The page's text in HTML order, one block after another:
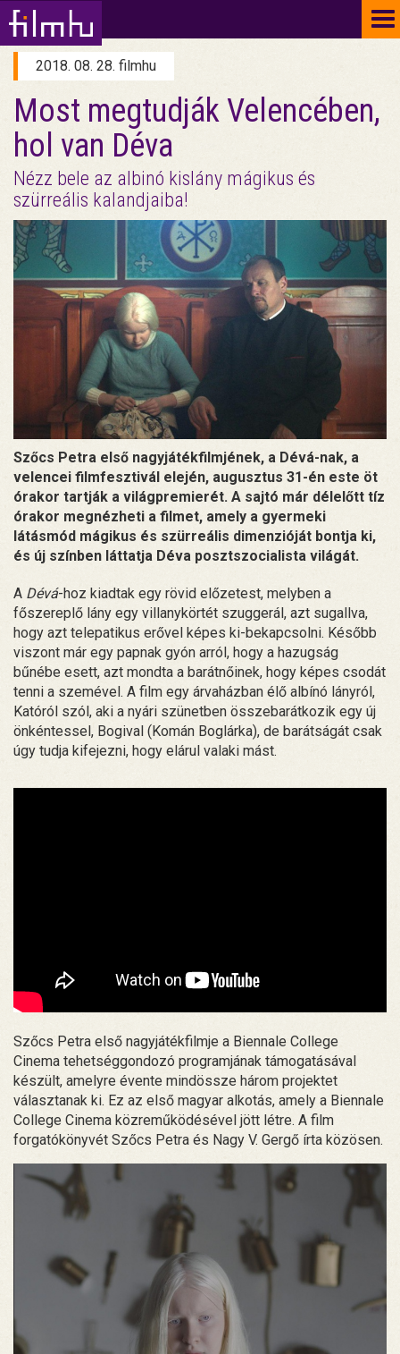
2018. 08. 28. filmhu
Most megtudják Velencében,
hol van Déva
Nézz bele az albinó kislány mágikus és
szürreális kalandjaiba!
Szőcs Petra első nagyjátékfilmjének, a Dévá-nak, a
velencei filmfesztivál elején, augusztus 31-én este öt
órakor tartják a világpremierét. A sajtó már délelőtt tíz
órakor megnézheti a filmet, amely a gyermeki
látásmód mágikus és szürreális dimenzióját bontja ki,
és új színben láttatja Déva posztszocialista világát.
A Dévá-hoz kiadtak egy rövid előzetest, melyben a
főszereplő lány egy villanykörtét szuggerál, azt sugallva,
hogy azt telepatikus erővel képes ki-bekapcsolni. Később
viszont már egy papnak gyón arról, hogy a hazugság
bűnébe esett, azt mondta a barátnőinek, hogy képes csodát
tenni a szemével. A film egy árvaházban élő albínó lányról,
Katóról szól, aki a nyári szünetben összebarátkozik egy új
önkéntessel, Bogival (Komán Boglárka), de barátságát csak
úgy tudja kifejezni, hogy elárul valaki mást.
Szőcs Petra első nagyjátékfilmje a Biennale College
Cinema tehetséggondozó programjának támogatásával
készült, amelyre évente mindössze három projektet
választanak ki. Ez az első magyar alkotás, amely a Biennale
College Cinema közreműködésével jött létre. A film
forgatókönyvét Szőcs Petra és Nagy V. Gergő írta közösen.